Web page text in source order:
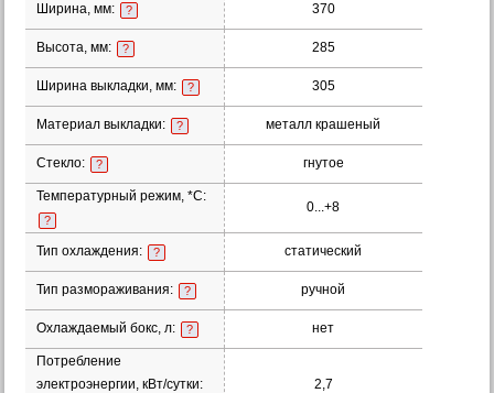
Ширина, мм: ? 370
Высота, мм: ? 285
Ширина выкладки, мм: ? 305
Материал выкладки: ? металл крашеный
Стекло: ? гнутое
Температурный режим, *С:
?
0...+8
Тип охлаждения: ? статический
Тип размораживания: ? ручной
Охлаждаемый бокс, л: ? нет
Потребление
электроэнергии, кВт/сутки:
2,7